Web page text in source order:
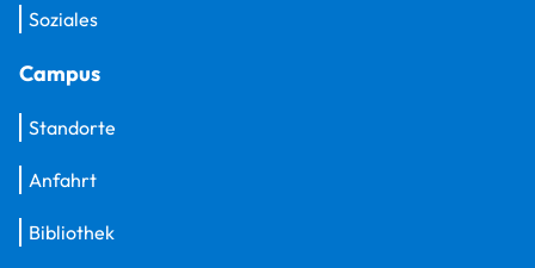
Soziales
Campus
Standorte
Anfahrt
Bibliothek